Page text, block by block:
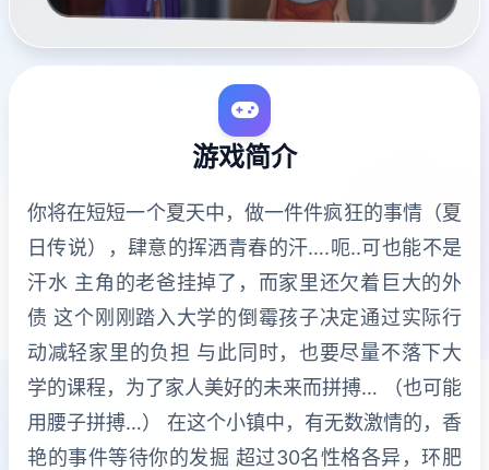
游戏简介
你将在短短一个夏天中，做一件件疯狂的事情（夏
日传说），肆意的挥洒青春的汗….呃..可也能不是
汗水 主角的老爸挂掉了，而家里还欠着巨大的外
债 这个刚刚踏入大学的倒霉孩子决定通过实际行
动减轻家里的负担 与此同时，也要尽量不落下大
学的课程，为了家人美好的未来而拼搏… （也可能
用腰子拼搏…） 在这个小镇中，有无数激情的，香
艳的事件等待你的发掘 超过30名性格各异，环肥